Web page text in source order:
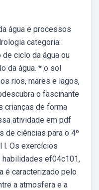
água e processos
categoria:
ciclo da água ou
da água. * o sol
rios, mares e lagos,
o fascinante
crianças de forma
atividade em pdf
de ciências para o 4º
l. Os exercícios
ef04c101,
é caracterizado pelo
a atmosfera e a